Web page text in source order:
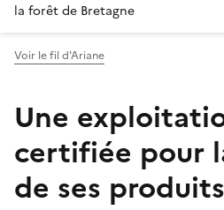
la forêt de Bretagne
Voir le fil d'Ariane
Une
certifiée pour
de ses produits